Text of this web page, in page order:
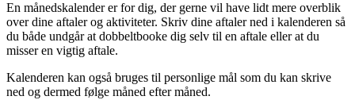
En månedskalender er for dig, der gerne vil have lidt mere overblik
over dine aftaler og aktiviteter. Skriv dine aftaler ned i kalenderen så
du både undgår at dobbeltbooke dig selv til en aftale eller at du
misser en vigtig aftale.
Kalenderen kan også bruges til personlige mål som du kan skrive
ned og dermed følge måned efter måned.